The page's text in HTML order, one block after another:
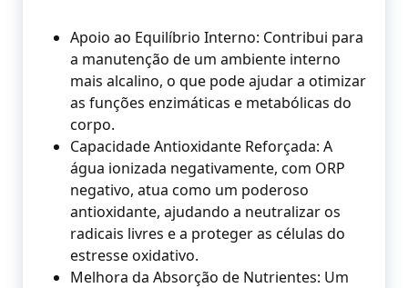
Apoio ao Equilíbrio Interno: Contribui para
a manutenção de um ambiente interno
mais alcalino, o que pode ajudar a otimizar
as funções enzimáticas e metabólicas do
corpo.
Capacidade Antioxidante Reforçada: A
água ionizada negativamente, com ORP
negativo, atua como um poderoso
antioxidante, ajudando a neutralizar os
radicais livres e a proteger as células do
estresse oxidativo.
Melhora da Absorção de Nutrientes: Um